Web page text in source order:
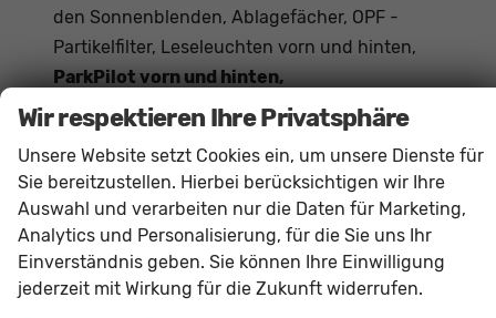
den Sonnenblenden, Ablagefächer, OPF -
Partikelfilter, Leseleuchten vorn und hinten,
ParkPilot vorn und hinten,
Fußgängererkennung,
Verkehrszeichenerkennung,
Beifahrersitzlehne umklappbar, Start-Stopp-
Anlage, Mittelarmlehne vorne, Dachreling
Schwarz, Müdigkeitserkennung, Tire-Mobility-
Set,Außenspiegel elektrisch anklappbar,
Lenksäule verstellbar,Vordersitze
Wir respektieren Ihre Privatsphäre
Unsere Website setzt Cookies ein, um unsere Dienste für
Sie bereitzustellen. Hierbei berücksichtigen wir Ihre
Auswahl und verarbeiten nur die Daten für Marketing,
Analytics und Personalisierung, für die Sie uns Ihr
Einverständnis geben. Sie können Ihre Einwilligung
jederzeit mit Wirkung für die Zukunft widerrufen.